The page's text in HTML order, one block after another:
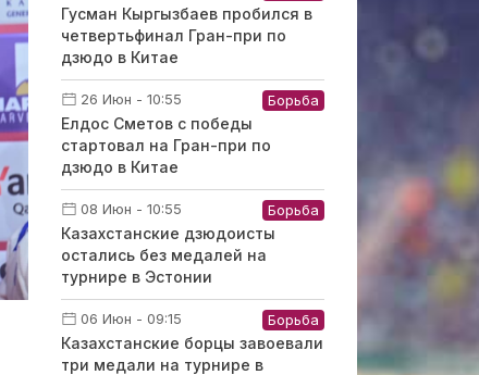
Гусман Кыргызбаев пробился в
четвертьфинал Гран-при по
дзюдо в Китае
26 Июн - 10:55 Борьба
Елдос Сметов с победы
стартовал на Гран-при по
дзюдо в Китае
08 Июн - 10:55 Борьба
Казахстанские дзюдоисты
остались без медалей на
турнире в Эстонии
06 Июн - 09:15 Борьба
Казахстанские борцы завоевали
три медали на турнире в